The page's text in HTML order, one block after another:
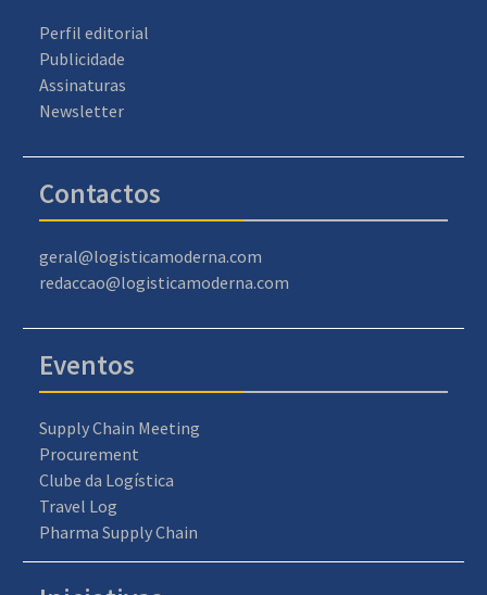
Perfil editorial
Publicidade
Assinaturas
Newsletter
Contactos
geral@logisticamoderna.com
redaccao@logisticamoderna.com
Eventos
Supply Chain Meeting
Procurement
Clube da Logística
Travel Log
Pharma Supply Chain